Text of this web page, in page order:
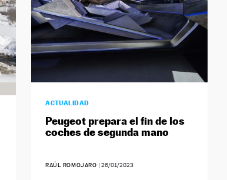
ACTUALIDAD
Peugeot prepara el fin de los
coches de segunda mano
RAÚL ROMOJARO |26/01/2023